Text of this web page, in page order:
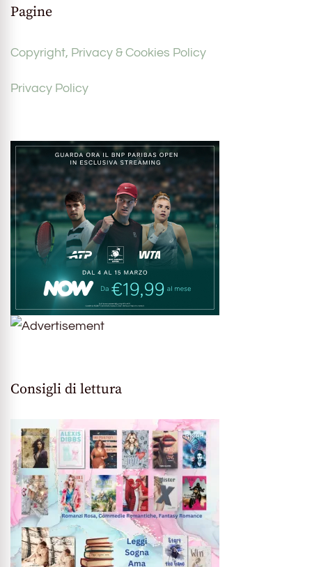
Pagine
Copyright, Privacy & Cookies Policy
Privacy Policy
Consigli di lettura